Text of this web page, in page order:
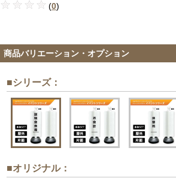
(0)
商品バリエーション・オプション
■シリーズ：
■オリジナル：